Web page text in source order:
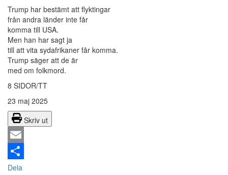
Trump har bestämt att flyktingar
från andra länder inte får
komma till USA.
Men han har sagt ja
till att vita sydafrikaner får komma.
Trump säger att de är
med om folkmord.
8 SIDOR/TT
23 maj 2025
Skriv ut
Email
Dela